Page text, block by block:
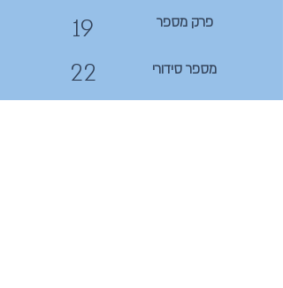
19
22
פרק מספר
מספר סידורי